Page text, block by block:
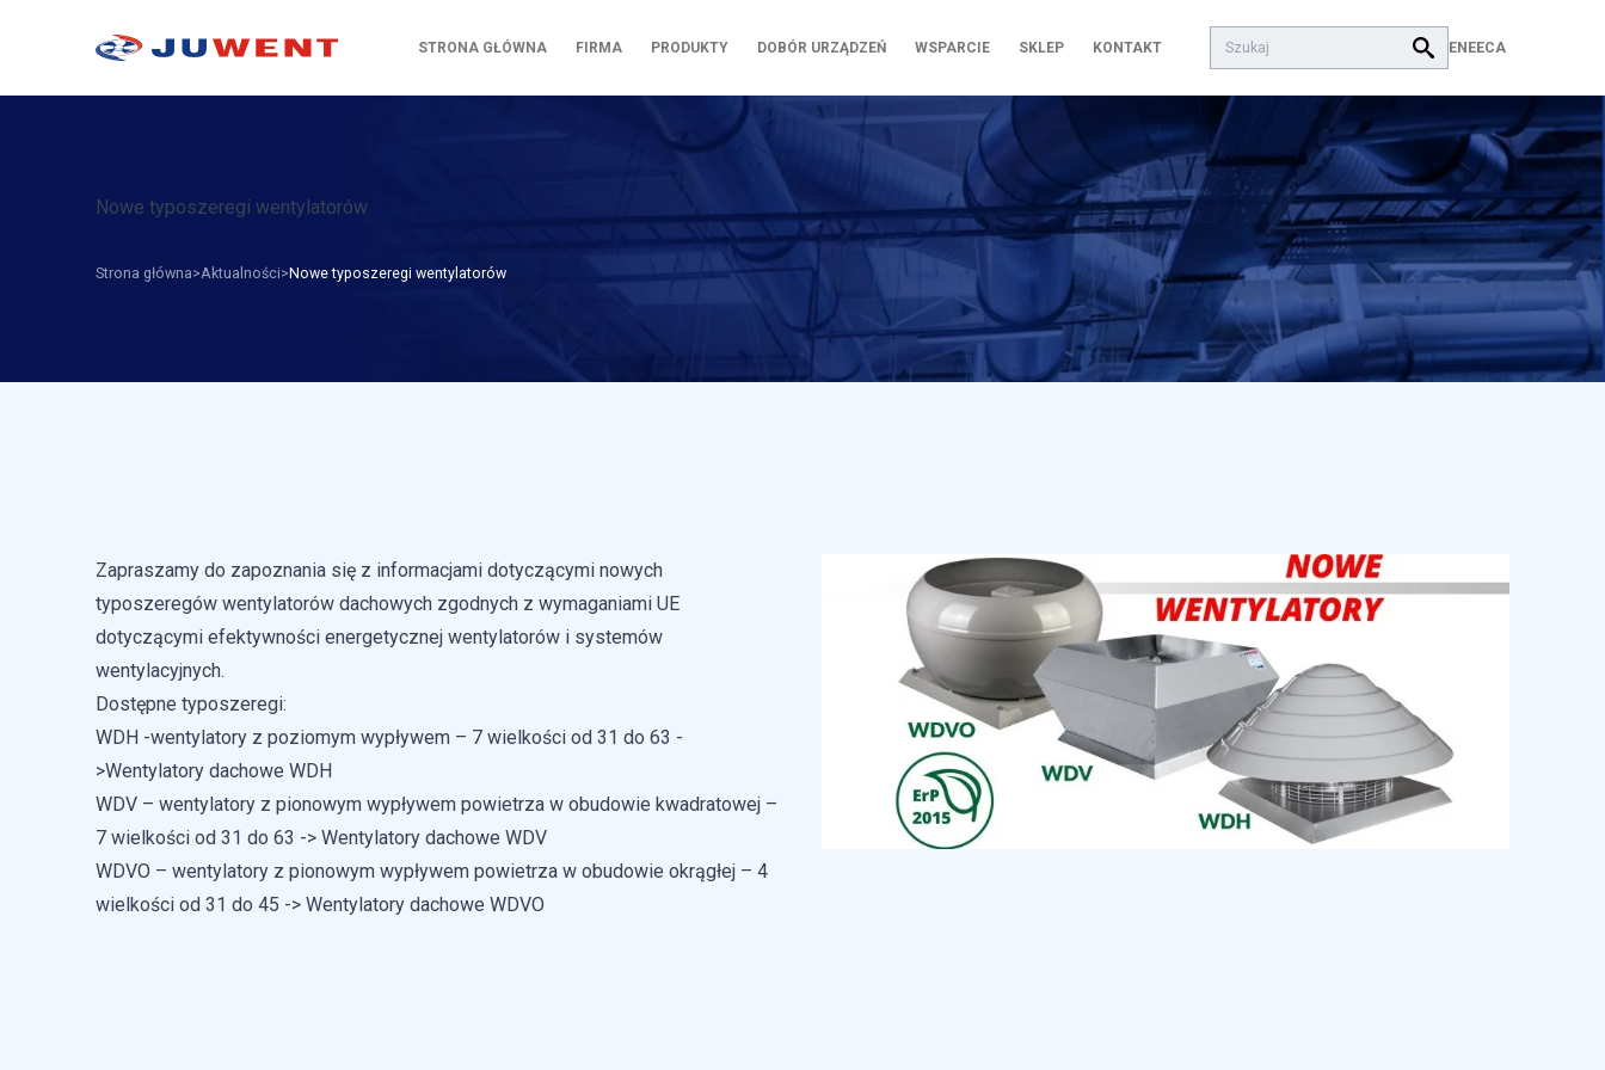
STRONA GŁÓWNA FIRMA PRODUKTY DOBÓR URZĄDZEŃ WSPARCIE SKLEP KONTAKT Szukaj: ENEECA
Nowe typoszeregi wentylatorów
Strona główna Aktualności Nowe typoszeregi wentylatorów
Zapraszamy do zapoznania się z informacjami dotyczącymi nowych
typoszeregów wentylatorów dachowych zgodnych z wymaganiami UE
dotyczącymi efektywności energetycznej wentylatorów i systemów
wentylacyjnych.
Dostępne typoszeregi:
WDH -wentylatory z poziomym wypływem – 7 wielkości od 31 do 63 -
>Wentylatory dachowe WDH
WDV – wentylatory z pionowym wypływem powietrza w obudowie kwadratowej –
7 wielkości od 31 do 63 -> Wentylatory dachowe WDV
WDVO – wentylatory z pionowym wypływem powietrza w obudowie okrągłej – 4
wielkości od 31 do 45 -> Wentylatory dachowe WDVO
Wykorzystujemy pliki cookie do spersonalizowania treści i reklam, aby oferować funkcje społecznościowe i analizować ruch w
naszej witrynie. Informacje o tym, jak korzystasz z naszej witryny, udostępniamy partnerom społecznościowym, reklamowym i
analitycznym. Partnerzy mogą połączyć te informacje z innymi danymi otrzymanymi od Ciebie lub uzyskanymi podczas
korzystania z ich usług.
Niezbędne pliki cookie mają kluczowe znaczenie dla podstawowych funkcji witryny i witryna nie będzie działać w zamierzony
sposób bez nich. Te pliki cookie nie przechowują żadnych danych umożliwiających identyfikację osoby.
Preferencje
Pliki cookie dotyczące preferencji umożliwiają stronie zapamiętanie informacji, które zmieniają wygląd lub funkcjonowanie
strony, np. preferowany język lub region, w którym znajduje się użytkownik.